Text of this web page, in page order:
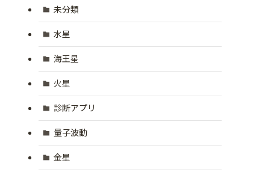
未分類
水星
海王星
火星
診断アプリ
量子波動
金星